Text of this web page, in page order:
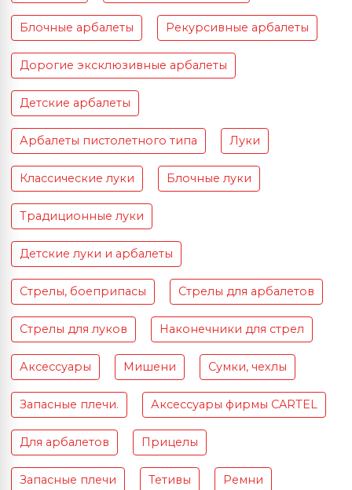
Блочные арбалеты Рекурсивные арбалеты
Дорогие эксклюзивные арбалеты
Детские арбалеты
Арбалеты пистолетного типа Луки
Классические луки Блочные луки
Традиционные луки
Детские луки и арбалеты
Стрелы, боеприпасы Стрелы для арбалетов
Стрелы для луков Наконечники для стрел
Аксессуары Мишени Сумки, чехлы
Запасные плечи. Аксессуары фирмы CARTEL
Для арбалетов Прицелы
Запасные плечи Тетивы Ремни